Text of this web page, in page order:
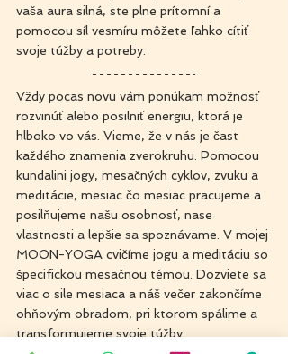
vaša aura silná, ste plne prítomní a
pomocou síl vesmíru môžete ľahko cítiť
svoje túžby a potreby.
Vždy pocas novu vám ponúkam možnosť
rozvinúť alebo posilniť energiu, ktorá je
hlboko vo vás. Vieme, že v nás je čast
každého znamenia zverokruhu. Pomocou
kundalini jogy, mesačných cyklov, zvuku a
meditácie, mesiac čo mesiac pracujeme a
posilňujeme našu osobnosť, nase
vlastnosti a lepšie sa spoznávame. V mojej
MOON-YOGA cvičíme jogu a meditáciu so
špecifickou mesačnou témou. Dozviete sa
viac o sile mesiaca a náš večer zakončíme
ohňovým obradom, pri ktorom spálime a
transformujeme svoje túžby.